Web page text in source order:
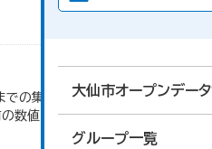
大仙市オープンデー
グループ一覧
での集計。 大仙市の統計「2-10 秋
数値は合併前市町村の数値を合算